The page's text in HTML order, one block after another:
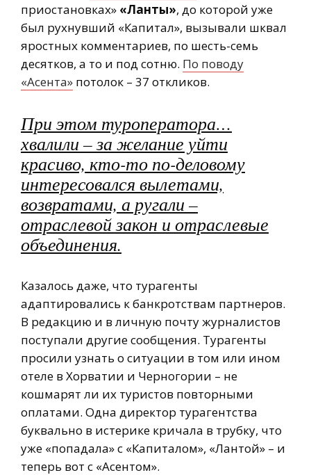
приостановках» «Ланты», до которой уже
был рухнувший «Капитал», вызывали шквал
яростных комментариев, по шесть-семь
десятков, а то и под сотню. По поводу
«Асента» потолок – 37 откликов.
При этом туроператора…
хвалили – за желание уйти
красиво, кто-то по-деловому
интересовался вылетами,
возвратами, а ругали –
отраслевой закон и отраслевые
объединения.
Казалось даже, что турагенты
адаптировались к банкротствам партнеров.
В редакцию и в личную почту журналистов
поступали другие сообщения. Турагенты
просили узнать о ситуации в том или ином
отеле в Хорватии и Черногории – не
кошмарят ли их туристов повторными
оплатами. Одна директор турагентства
буквально в истерике кричала в трубку, что
уже «попадала» с «Капиталом», «Лантой» – и
теперь вот с «Асентом».